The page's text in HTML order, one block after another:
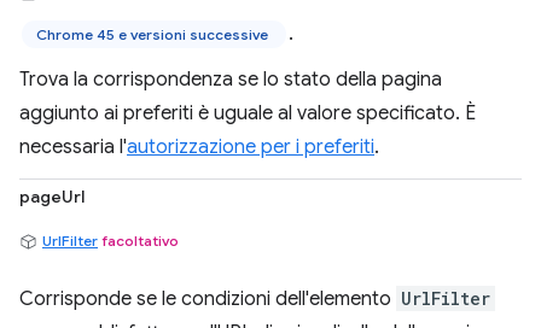
Chrome 45 e versioni successive
.
Trova la corrispondenza se lo stato della pagina
aggiunto ai preferiti è uguale al valore specificato. È
necessaria l'autorizzazione per i preferiti.
pageUrl
UrlFilter facoltativo
Corrisponde se le condizioni dell'elemento UrlFilter